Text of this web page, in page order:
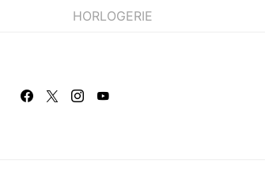
HORLOGERIE